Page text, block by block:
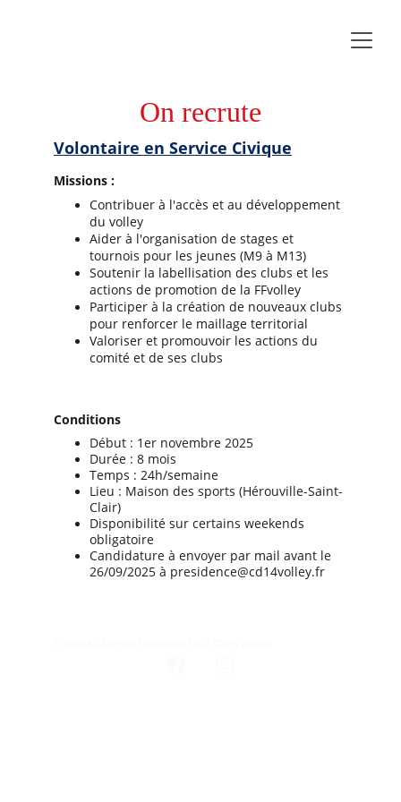
On recrute
Volontaire en Service Civique
Missions :
Contribuer à l'accès et au développement
du volley
Aider à l'organisation de stages et
tournois pour les jeunes (M9 à M13)
Soutenir la labellisation des clubs et les
actions de promotion de la FFvolley
Participer à la création de nouveaux clubs
pour renforcer le maillage territorial
Valoriser et promouvoir les actions du
comité et de ses clubs
Conditions
Début : 1er novembre 2025
Durée : 8 mois
Temps : 24h/semaine
Lieu : Maison des sports (Hérouville-Saint-
Clair)
Disponibilité sur certains weekends
obligatoire
Candidature à envoyer par mail avant le
26/09/2025 à presidence@cd14volley.fr